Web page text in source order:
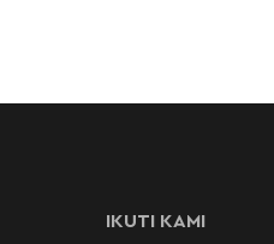
IKUTI KAMI